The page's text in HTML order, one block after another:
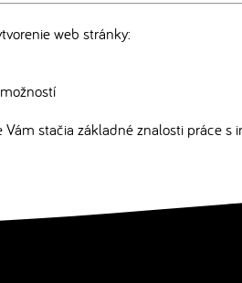
web stránky:
stačia základné znalosti práce s